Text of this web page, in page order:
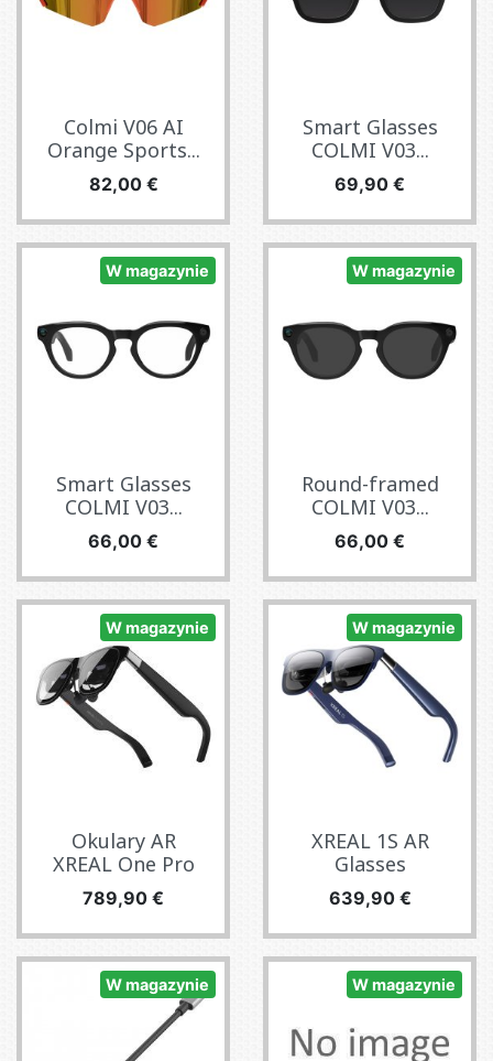
Colmi V06 AI
Orange Sports...
Cena
82,00 €
Smart Glasses
COLMI V03...
Cena
69,90 €
W magazynie
Smart Glasses
COLMI V03...
Cena
66,00 €
W magazynie
Round-framed
COLMI V03...
Cena
66,00 €
W magazynie
Okulary AR
XREAL One Pro
Cena
789,90 €
W magazynie
XREAL 1S AR
Glasses
Cena
639,90 €
W magazynie W magazynie